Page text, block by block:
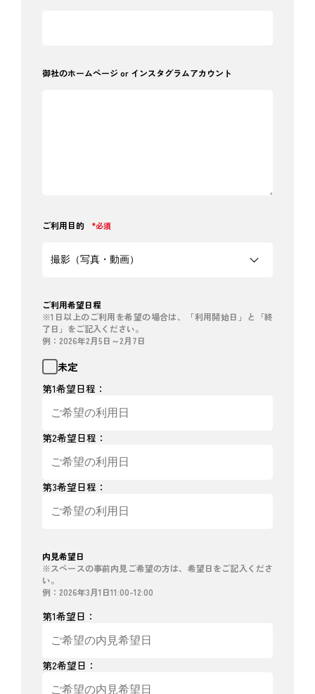
御社のホームページ or インスタグラムアカウント
ご利用目的 *必須
ご利用希望日程
※1日以上のご利用を希望の場合は、「利用開始日」と「終
了日」をご記入ください。
例：2026年2月5日～2月7日
未定
第1希望日程：
第2希望日程：
第3希望日程：
内見希望日
※スペースの事前内見ご希望の方は、希望日をご記入くださ
い。
例：2026年3月1日11:00-12:00
第1希望日：
第2希望日：